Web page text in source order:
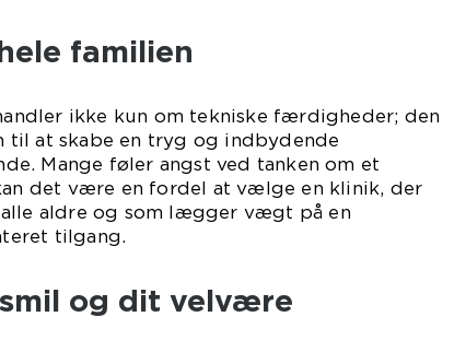
familien
ikke kun om tekniske færdigheder; den
til at skabe en tryg og indbydende
Mange føler angst ved tanken om et
det være en fordel at vælge en klinik, der
aldre og som lægger vægt på en
tilgang.
og dit velvære